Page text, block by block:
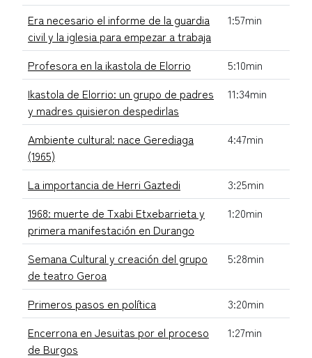
Era necesario el informe de la guardia
civil y la iglesia para empezar a trabaja
1:57min
Profesora en la ikastola de Elorrio
5:10min
Ikastola de Elorrio: un grupo de padres
y madres quisieron despedirlas
11:34min
Ambiente cultural: nace Gerediaga
(1965)
4:47min
La importancia de Herri Gaztedi
3:25min
1968: muerte de Txabi Etxebarrieta y
primera manifestación en Durango
1:20min
Semana Cultural y creación del grupo
de teatro Geroa
5:28min
Primeros pasos en política
3:20min
Encerrona en Jesuitas por el proceso
de Burgos
1:27min